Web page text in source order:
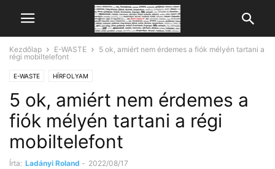
Kezdőlap E-WASTE
5 ok, amiért nem érdemes a fiók mélyén tartani a
régi mobiltelefont
E-WASTE HÍRFOLYAM
5 ok, amiért nem érdemes a
fiók mélyén tartani a régi
mobiltelefont
Írta: Ladányi Roland - 2022/08/17